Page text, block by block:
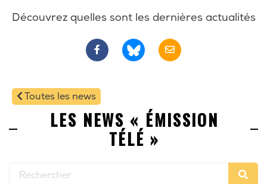
Découvrez quelles sont les dernières actualités
Toutes les news
LES NEWS « ÉMISSION
TÉLÉ »